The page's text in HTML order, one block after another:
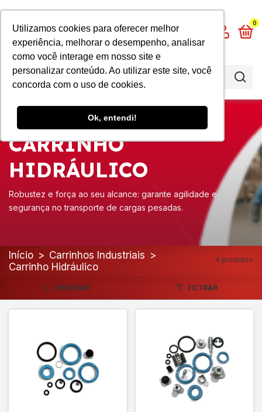
Utilizamos cookies para oferecer melhor
experiência, melhorar o desempenho, analisar
como você interage em nosso site e
personalizar conteúdo. Ao utilizar este site, você
concorda com o uso de cookies.
Ok, entendi!
0
CARRINHO
HIDRÁULICO
Robustez e força ao seu alcance: garante agilidade e
segurança no transporte de cargas pesadas.
Início > Carrinhos Industriais >
Carrinho Hidráulico
4 produtos
ORDENAR FILTRAR